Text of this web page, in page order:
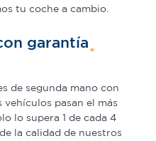
tu coche a cambio.
garantía
de segunda mano con
pasan el más
lo supera 1 de cada 4
la calidad de nuestros